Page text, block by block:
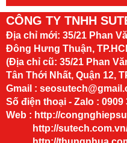
CÔNG TY TNHH
Địa chỉ mới: 35/21 Phan
Đông Hưng Thuận,
(Địa chỉ cũ: 35/21 Phan
Tân Thới Nhất, Quận 12,
Gmail :
Số điện thoại - Zalo : 0909
Web : http://
http://